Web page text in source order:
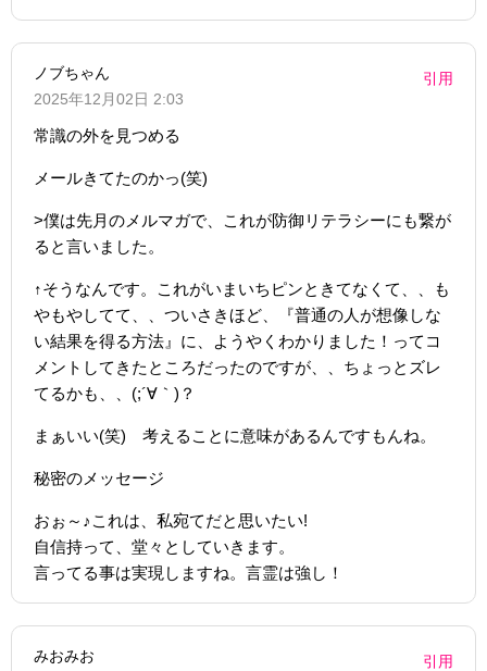
ノブちゃん
2025年12月02日 2:03
引用
常識の外を見つめる
メールきてたのかっ(笑)
>僕は先月のメルマガで、これが防御リテラシーにも繋が
ると言いました。
↑そうなんです。これがいまいちピンときてなくて、、も
やもやしてて、、ついさきほど、『普通の人が想像しな
い結果を得る方法』に、ようやくわかりました！ってコ
メントしてきたところだったのですが、、ちょっとズレ
てるかも、、(;´∀｀)？
まぁいい(笑) 考えることに意味があるんですもんね。
秘密のメッセージ
おぉ～♪これは、私宛てだと思いたい!
自信持って、堂々としていきます。
言ってる事は実現しますね。言霊は強し！
みおみお
引用